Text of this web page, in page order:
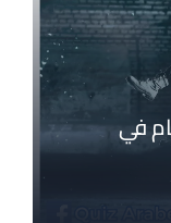
في